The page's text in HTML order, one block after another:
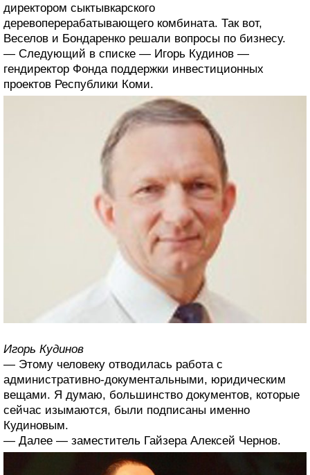
директором сыктывкарского
деревоперерабатывающего комбината. Так вот,
Веселов и Бондаренко решали вопросы по бизнесу.
— Следующий в списке — Игорь Кудинов —
гендиректор Фонда поддержки инвестиционных
проектов Республики Коми.
Игорь Кудинов
— Этому человеку отводилась работа с
административно-документальными, юридическим
вещами. Я думаю, большинство документов, которые
сейчас изымаются, были подписаны именно
Кудиновым.
— Далее — заместитель Гайзера Алексей Чернов.